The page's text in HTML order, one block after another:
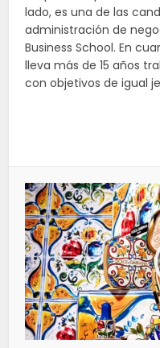
lado, es una de las
administración de
Business School. En
lleva más de 15 años
con objetivos de igual